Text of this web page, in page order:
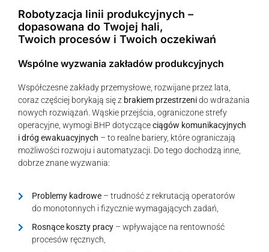
Robotyzacja linii produkcyjnych –
dopasowana do Twojej hali,
Twoich procesów i Twoich oczekiwań
Wspólne wyzwania zakładów produkcyjnych
Współczesne zakłady przemysłowe, rozwijane przez lata,
coraz częściej borykają się z brakiem przestrzenido wdrażania
nowych rozwiązań. Wąskie przejścia, ograniczone strefy
operacyjne, wymogi BHP dotycząceciągów komunikacyjnych
i dróg ewakuacyjnych – to realne bariery, które ograniczają
możliwości rozwoju i automatyzacji. Do tego dochodzą inne,
dobrze znane wyzwania:
Problemy kadrowe– trudność z rekrutacją operatorów
do monotonnych i fizycznie wymagających zadań,
Rosnące koszty pracy– wpływające na rentowność
procesów ręcznych,